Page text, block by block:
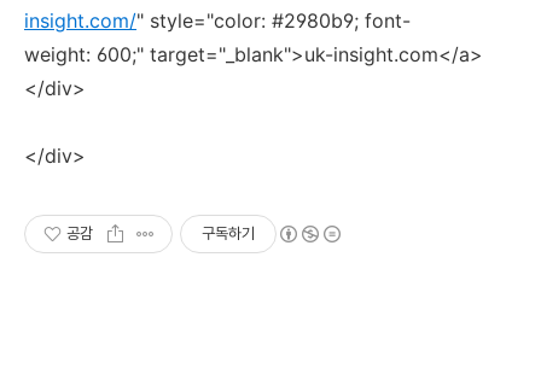
insight.com/" style="color: #2980b9; font-
weight: 600;" target="_blank">uk-insight.com</a>
</div>
</div>
공감 구독하기